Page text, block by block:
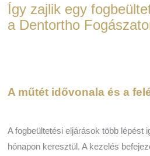
Így zajlik egy
a Dentortho
A műtét idővonala és a
A fogbeültetési eljárások több lépést
hónapon keresztül. A kezelés